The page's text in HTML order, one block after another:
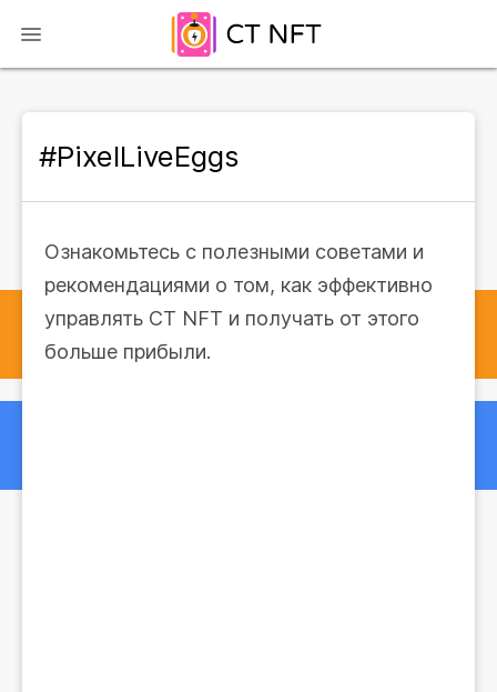
#PixelLiveEggs
Ознакомьтесь с полезными советами и
рекомендациями о том, как эффективно
управлять CT NFT и получать от этого
больше прибыли.